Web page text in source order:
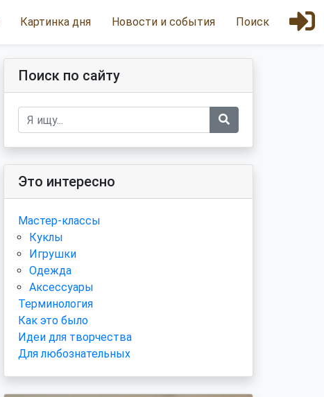
Картинка дня Новости и события Поиск
Поиск по сайту
Это интересно
Мастер-классы
Куклы
Игрушки
Одежда
Аксессуары
Терминология
Как это было
Идеи для творчества
Для любознательных